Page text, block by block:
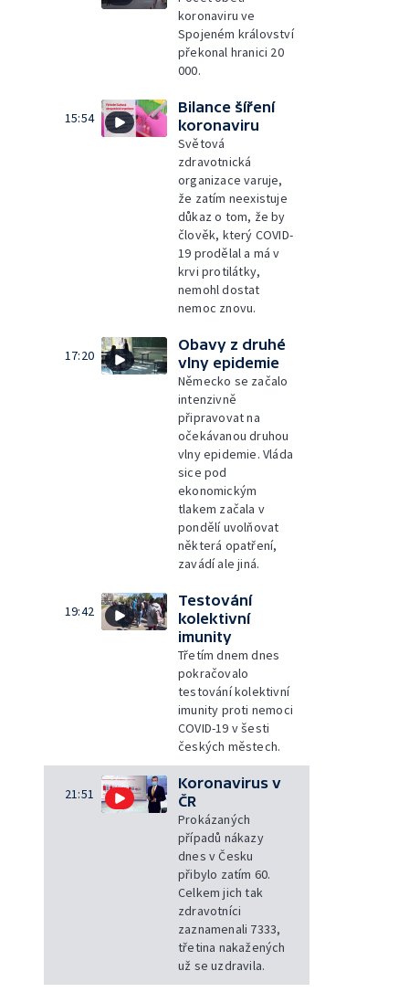
koronaviru ve
Spojeném království
překonal hranici 20
000.
15:54
Bilance šíření
koronaviru
Světová
zdravotnická
organizace varuje,
že zatím neexistuje
důkaz o tom, že by
člověk, který COVID-
19 prodělal a má v
krvi protilátky,
nemohl dostat
nemoc znovu.
17:20
Obavy z druhé
vlny epidemie
Německo se začalo
intenzivně
připravovat na
očekávanou druhou
vlny epidemie. Vláda
sice pod
ekonomickým
tlakem začala v
pondělí uvolňovat
některá opatření,
zavádí ale jiná.
19:42
Testování
kolektivní
imunity
Třetím dnem dnes
pokračovalo
testování kolektivní
imunity proti nemoci
COVID-19 v šesti
českých městech.
21:51
Koronavirus v
ČR
Prokázaných
případů nákazy
dnes v Česku
přibylo zatím 60.
Celkem jich tak
zdravotníci
zaznamenali 7333,
třetina nakažených
už se uzdravila.